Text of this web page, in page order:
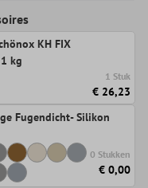
KH FIX
kg
1 Stuk
€ 26,23
Fugendicht- Silikon
0 Stukken
€ 0,00